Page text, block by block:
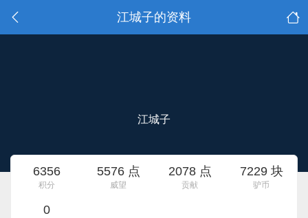
江城子的资料
江城子
6356
积分
5576 点
威望
2078 点
贡献
7229 块
驴币
0